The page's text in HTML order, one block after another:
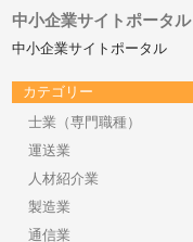
中小企業サイトポータル
中小企業サイトポータル
カテゴリー
士業（専門職種）
運送業
人材紹介業
製造業
通信業